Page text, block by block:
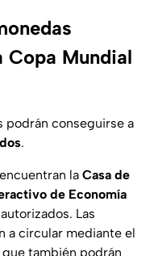
Copa Mundial
podrán conseguirse a
.
la Casa de
de Economía
Las
a circular mediante el
que también podrán